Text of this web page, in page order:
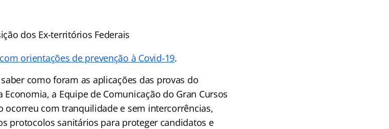
dos Ex-territórios Federais
orientações de prevenção à Covid-19.
como foram as aplicações das provas do
a Equipe de Comunicação do Gran Cursos
ocorreu com tranquilidade e sem intercorrências,
protocolos sanitários para proteger candidatos e